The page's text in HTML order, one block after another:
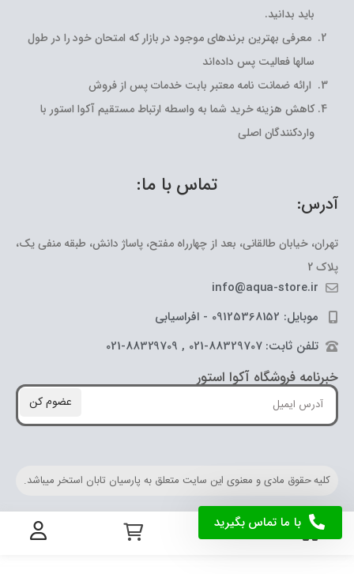
باید بدانید.
معرفی بهترین برندهای موجود در بازار که امتحان خود را در طول
سالها فعالیت پس داده‌اند
ارائه ضمانت نامه معتبر بابت خدمات پس از فروش
کاهش هزینه خرید شما به واسطه ارتباط مستقیم آکوا استور با
واردکنندگان اصلی
تماس با ما:
آدرس:
تهران، خیابان طالقانی، بعد از چهارراه مفتح، پاساژ دانش، طبقه منفی یک،
پلاک 2
info@aqua-store.ir
موبایل: 09125368152 - افراسیابی
تلفن ثابت: 88329707-021 , 88329709-021
خبرنامه فروشگاه آکوا استور
عضوم کن
کلیه حقوق مادی و معنوی این سایت متعلق به پارسیان تابان استخر میباشد.
با ما تماس بگیرید